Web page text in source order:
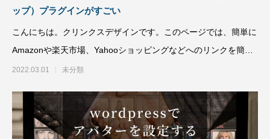
【国内最大WordPressテーマ 】素敵なサイ
トが構築出来る「TCD」テーマについて紹
WordPress5.9アッ
方法
ップ）プラグインがすごい
こんにちは。クリンクスデザインです。このページでは、簡単に
Amazonや楽天市場、Yahooショッピングなどへのリンクを簡単
に、しか
2022.03.01 未分類